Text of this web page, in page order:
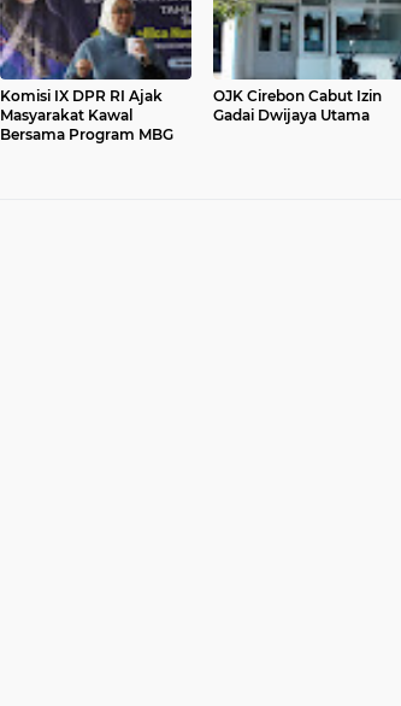
Komisi IX DPR RI Ajak
Masyarakat Kawal
Bersama Program MBG
OJK Cirebon Cabut Izin
Gadai Dwijaya Utama